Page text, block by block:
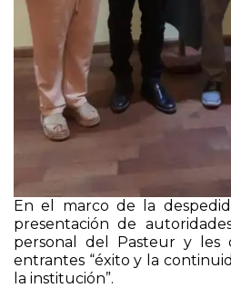
En el marco de la
presentación de
personal del Pasteur y les
entrantes “éxito y la
la institución”.